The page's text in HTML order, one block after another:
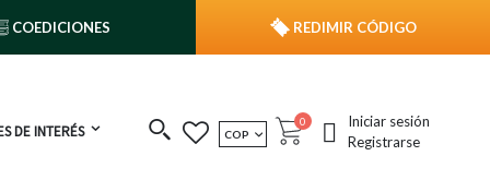
COEDICIONES REDIMIR CÓDIGO
DE INTERÉS MONEDA
COP Cart
0 publicacionesIniciar sesión
Registrarse